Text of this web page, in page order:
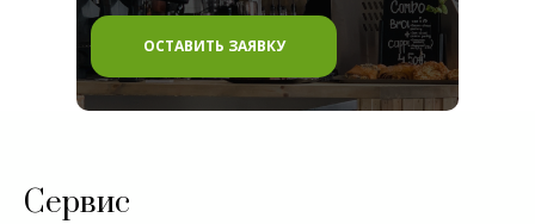
ОСТАВИТЬ ЗАЯВКУ
Сервис